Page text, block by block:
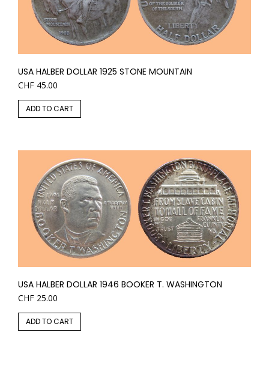
USA HALBER DOLLAR 1925 STONE MOUNTAIN
CHF 45.00
ADD TO CART
USA HALBER DOLLAR 1946 BOOKER T. WASHINGTON
CHF 25.00
ADD TO CART